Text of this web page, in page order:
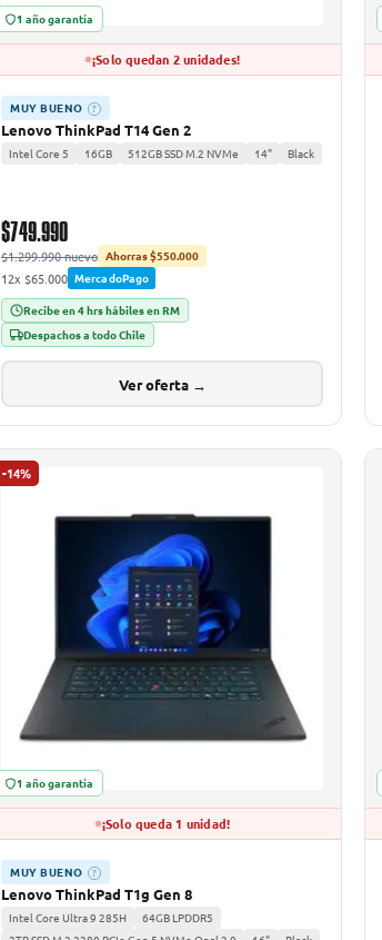
1 año garantía
¡Solo quedan 2 unidades!
MUY BUENO ?
Lenovo ThinkPad T14 Gen 2
Intel Core 5 16GB 512GB SSD M.2 NVMe 14" Black
$749.990
$1.299.990 nuevo Ahorras $550.000
12x $65.000 MercadoPago
Recibe en 4 hrs hábiles en RM
Despachos a todo Chile
Ver oferta →
-14%
1 año garantía
¡Solo queda 1 unidad!
MUY BUENO ?
Lenovo ThinkPad T1g Gen 8
Intel Core Ultra 9 285H
64GB LPDDR5